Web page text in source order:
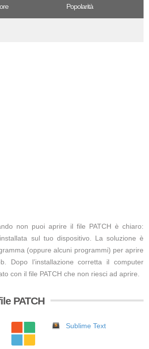
Popolarità
non puoi aprire il file PATCH è chiaro:
sul tuo dispositivo. La soluzione è
(oppure alcuni programmi) per aprire
Dopo l’installazione corretta il computer
con il file PATCH che non riesci ad aprire.
PATCH
Sublime Text